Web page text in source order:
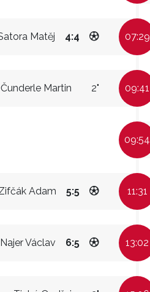
Matěj 4:4 07:29
Čunderle Martin 2" 09:41
09:54
Adam 5:5 11:31
Najer Václav 6:5 13:02